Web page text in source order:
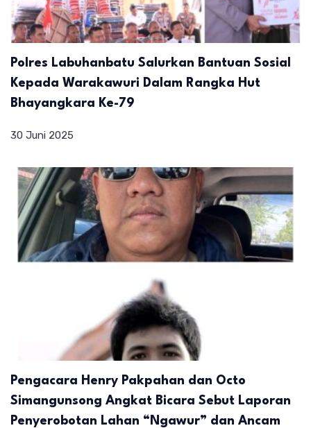
Polres Labuhanbatu Salurkan Bantuan Sosial
Kepada Warakawuri Dalam Rangka Hut
Bhayangkara Ke-79
30 Juni 2025
Pengacara Henry Pakpahan dan Octo
Simangunsong Angkat Bicara Sebut Laporan
Penyerobotan Lahan “Ngawur” dan Ancam